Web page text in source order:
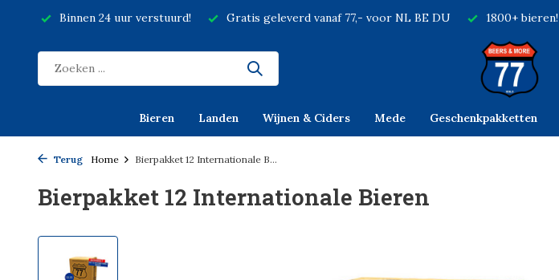
Binnen 24 uur verstuurd! Gratis geleverd vanaf 77,- voor NL BE DU 1800+ bieren!
Bieren Landen Wijnen & Ciders Mede Geschenkpakketten
Terug Home Bierpakket 12 Internationale B...
Bierpakket 12 Internationale Bieren